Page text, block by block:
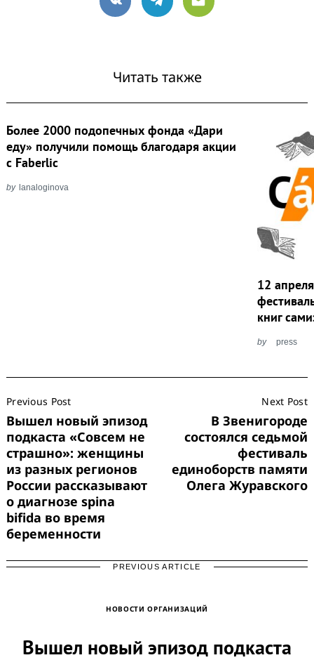
VK Telegram
Email
Читать также
Более 2000 подопечных фонда «Дари
еду» получили помощь благодаря акции
с Faberlic
by lanaloginova
12
книг
by press
Navigation
Previous Post
Вышел новый эпизод
подкаста «Совсем не
страшно»: женщины
из разных регионов
России рассказывают
о диагнозе spina
bifida во время
беременности
Next Post
В Звенигороде
состоялся седьмой
фестиваль
единоборств памяти
Олега Журавского
PREVIOUS ARTICLE
НОВОСТИ ОРГАНИЗАЦИЙ
Вышел новый эпизод подкаста